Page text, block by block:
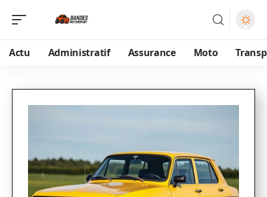
Actu Administratif Assurance Moto